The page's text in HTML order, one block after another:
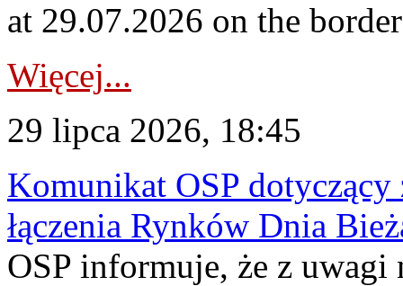
at 29.07.2026 on the
Więcej...
29 lipca 2026, 18:45
Komunikat OSP dotyczący
łączenia Rynków Dnia
OSP informuje, że z uwagi